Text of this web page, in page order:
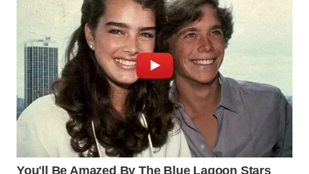
WN
LANGKAT
WN
TAPANULI
SELATAN
WN
TANJUNG